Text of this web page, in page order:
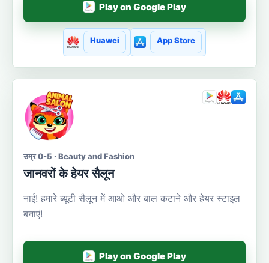
Play on Google Play
Huawei App Store
उम्र 0-5 · Beauty and Fashion
जानवरों के हेयर सैलून
नाई! हमारे ब्यूटी सैलून में आओ और बाल कटाने और हेयर स्टाइल
बनाएं!
Play on Google Play